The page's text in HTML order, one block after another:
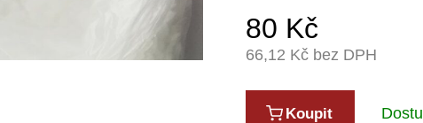
80 Kč
66,12 Kč bez DPH
Koupit